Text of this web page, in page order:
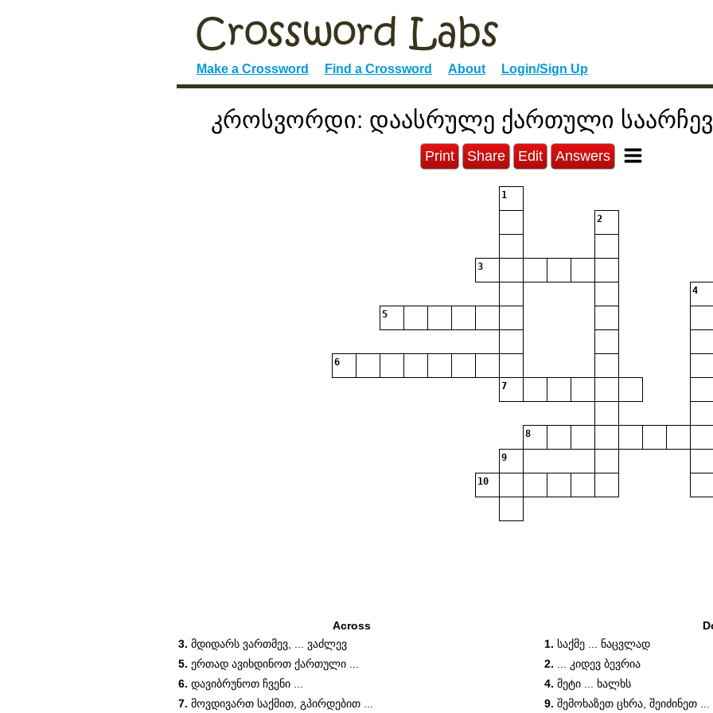
Make a Crossword Find a Crossword About Login/Sign Up
კროსვორდი: დაასრულე ქართული
Print Share Edit Answers
1
2
3
4
5
6
7
8
9
10
Across
3. მდიდარს ვართმევ, ... ვაძლევ
5. ერთად ავიხდინოთ ქართული ...
6. დავიბრუნოთ ჩვენი ...
7. მოვდივართ საქმით, გპირდებით ...
1. საქმე ... ნაცვლად
2. ... კიდევ ბევრია
4. მეტი ... ხალხს
9. შემოხაზეთ ცხრა, შეიძინეთ ...